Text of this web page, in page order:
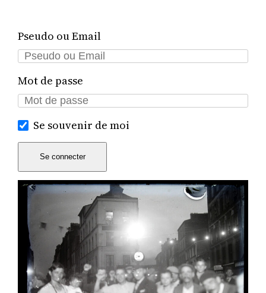
Pseudo ou Email
Mot de passe
Se souvenir de moi